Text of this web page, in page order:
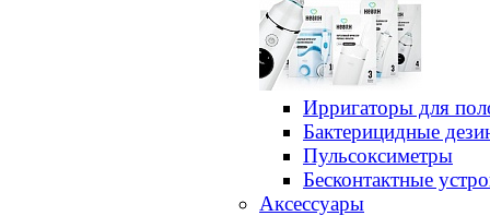
Ирригаторы для
Бактерицидные
Пульсоксиметры
Бесконтактные
Аксессуары